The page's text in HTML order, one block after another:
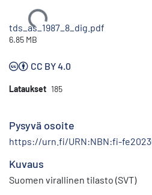
Ladataan...
tds_as_1987_8_dig.pdf
6.85 MB
CC BY 4.0
Lataukset 185
Pysyvä osoite
https://urn.fi/URN:NBN:fi-
Kuvaus
Suomen virallinen tilasto (SVT)